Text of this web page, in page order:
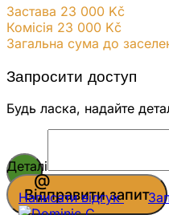
Застава 23 000 Kč
Комісія 23 000 Kč
Загальна сума до
Запросити доступ
Будь ласка, надайте
Деталі
Відправити запит
Написати відгук